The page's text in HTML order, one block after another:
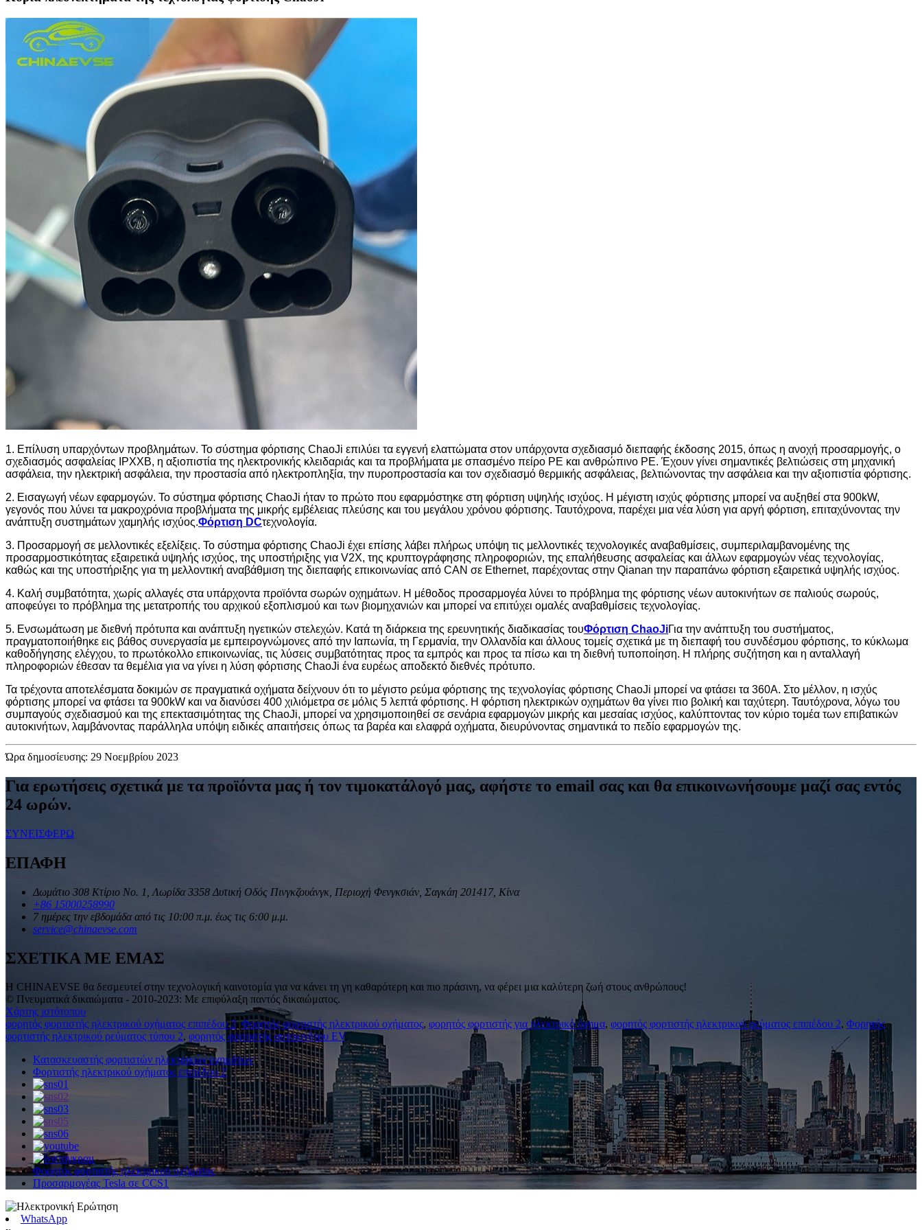
1. Επίλυση υπαρχόντων προβλημάτων. Το σύστημα φόρτισης ChaoJi επιλύει τα εγγενή ελαττώματα στον υπάρχοντα σχεδιασμό διεπαφής έκδοσης 2015, όπως η ανοχή προσαρμογής, ο
σχεδιασμός ασφαλείας IPXXB, η αξιοπιστία της ηλεκτρονικής κλειδαριάς και τα προβλήματα με σπασμένο πείρο PE και ανθρώπινο PE. Έχουν γίνει σημαντικές βελτιώσεις στη μηχανική
ασφάλεια, την ηλεκτρική ασφάλεια, την προστασία από ηλεκτροπληξία, την πυροπροστασία και τον σχεδιασμό θερμικής ασφάλειας, βελτιώνοντας την ασφάλεια και την αξιοπιστία φόρτισης.
2. Εισαγωγή νέων εφαρμογών. Το σύστημα φόρτισης ChaoJi ήταν το πρώτο που εφαρμόστηκε στη φόρτιση υψηλής ισχύος. Η μέγιστη ισχύς φόρτισης μπορεί να αυξηθεί στα 900kW,
γεγονός που λύνει τα μακροχρόνια προβλήματα της μικρής εμβέλειας πλεύσης και του μεγάλου χρόνου φόρτισης. Ταυτόχρονα, παρέχει μια νέα λύση για αργή φόρτιση, επιταχύνοντας την
ανάπτυξη συστημάτων χαμηλής ισχύος.Φόρτιση DCτεχνολογία.
3. Προσαρμογή σε μελλοντικές εξελίξεις. Το σύστημα φόρτισης ChaoJi έχει επίσης λάβει πλήρως υπόψη τις μελλοντικές τεχνολογικές αναβαθμίσεις, συμπεριλαμβανομένης της
προσαρμοστικότητας εξαιρετικά υψηλής ισχύος, της υποστήριξης για V2X, της κρυπτογράφησης πληροφοριών, της επαλήθευσης ασφαλείας και άλλων εφαρμογών νέας τεχνολογίας,
καθώς και της υποστήριξης για τη μελλοντική αναβάθμιση της διεπαφής επικοινωνίας από CAN σε Ethernet, παρέχοντας στην Qianan την παραπάνω φόρτιση εξαιρετικά υψηλής ισχύος.
4. Καλή συμβατότητα, χωρίς αλλαγές στα υπάρχοντα προϊόντα σωρών οχημάτων. Η μέθοδος προσαρμογέα λύνει το πρόβλημα της φόρτισης νέων αυτοκινήτων σε παλιούς σωρούς,
αποφεύγει το πρόβλημα της μετατροπής του αρχικού εξοπλισμού και των βιομηχανιών και μπορεί να επιτύχει ομαλές αναβαθμίσεις τεχνολογίας.
5. Ενσωμάτωση με διεθνή πρότυπα και ανάπτυξη ηγετικών στελεχών. Κατά τη διάρκεια της ερευνητικής διαδικασίας τουΦόρτιση ChaoJiΓια την ανάπτυξη του συστήματος,
πραγματοποιήθηκε εις βάθος συνεργασία με εμπειρογνώμονες από την Ιαπωνία, τη Γερμανία, την Ολλανδία και άλλους τομείς σχετικά με τη διεπαφή του συνδέσμου φόρτισης, το κύκλωμα
καθοδήγησης ελέγχου, το πρωτόκολλο επικοινωνίας, τις λύσεις συμβατότητας προς τα εμπρός και προς τα πίσω και τη διεθνή τυποποίηση. Η πλήρης συζήτηση και η ανταλλαγή
πληροφοριών έθεσαν τα θεμέλια για να γίνει η λύση φόρτισης ChaoJi ένα ευρέως αποδεκτό διεθνές πρότυπο.
Τα τρέχοντα αποτελέσματα δοκιμών σε πραγματικά οχήματα δείχνουν ότι το μέγιστο ρεύμα φόρτισης της τεχνολογίας φόρτισης ChaoJi μπορεί να φτάσει τα 360A. Στο μέλλον, η ισχύς
φόρτισης μπορεί να φτάσει τα 900kW και να διανύσει 400 χιλιόμετρα σε μόλις 5 λεπτά φόρτισης. Η φόρτιση ηλεκτρικών οχημάτων θα γίνει πιο βολική και ταχύτερη. Ταυτόχρονα, λόγω του
συμπαγούς σχεδιασμού και της επεκτασιμότητας της ChaoJi, μπορεί να χρησιμοποιηθεί σε σενάρια εφαρμογών μικρής και μεσαίας ισχύος, καλύπτοντας τον κύριο τομέα των επιβατικών
αυτοκινήτων, λαμβάνοντας παράλληλα υπόψη ειδικές απαιτήσεις όπως τα βαρέα και ελαφρά οχήματα, διευρύνοντας σημαντικά το πεδίο εφαρμογών της.
Ώρα δημοσίευσης: 29 Νοεμβρίου 2023
Για ερωτήσεις σχετικά με τα προϊόντα μας ή τον τιμοκατάλογό μας, αφήστε το email σας και θα επικοινωνήσουμε μαζί σας εντός
24 ωρών.
ΣΥΝΕΙΣΦΕΡΩ
ΕΠΑΦΗ
Δωμάτιο 308 Κτίριο Νο. 1, Λωρίδα 3358 Δυτική Οδός Πινγκζουάνγκ, Περιοχή Φενγκσιάν, Σαγκάη 201417, Κίνα
+86 15000258990
7 ημέρες την εβδομάδα από τις 10:00 π.μ. έως τις 6:00 μ.μ.
service@chinaevse.com
ΣΧΕΤΙΚΑ ΜΕ ΕΜΑΣ
Η CHINAEVSE θα δεσμευτεί στην τεχνολογική καινοτομία για να κάνει τη γη καθαρότερη και πιο πράσινη, να φέρει μια καλύτερη ζωή στους ανθρώπους!
© Πνευματικά δικαιώματα - 2010-2023: Με επιφύλαξη παντός δικαιώματος.
Χάρτης ιστότοπου
φορητός φορτιστής ηλεκτρικού οχήματος επιπέδου 2,Φορητός φορτιστής ηλεκτρικού οχήματος, φορητός φορτιστής για ηλεκτρικό όχημα, φορητός φορτιστής ηλεκτρικού ρεύματος επιπέδου 2, Φορητός
φορτιστής ηλεκτρικού ρεύματος τύπου 2, φορητός φορτιστής αυτοκινήτου EV,
Κατασκευαστής φορτιστών ηλεκτρικών οχημάτων
Φορτιστής ηλεκτρικού οχήματος επιπέδου 2
Φορητός φορτιστής ηλεκτρικού οχήματος
Προσαρμογέας Tesla σε CCS1
WhatsApp